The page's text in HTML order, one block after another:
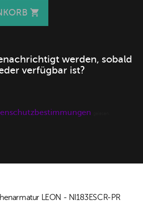

werden, sobald
verfügbar ist?
LEON - NI183ESCR-PR